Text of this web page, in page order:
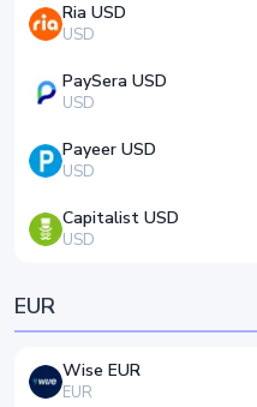
Ria USD
USD
PaySera USD
USD
Payeer USD
USD
Capitalist USD
USD
EUR
Wise EUR
EUR